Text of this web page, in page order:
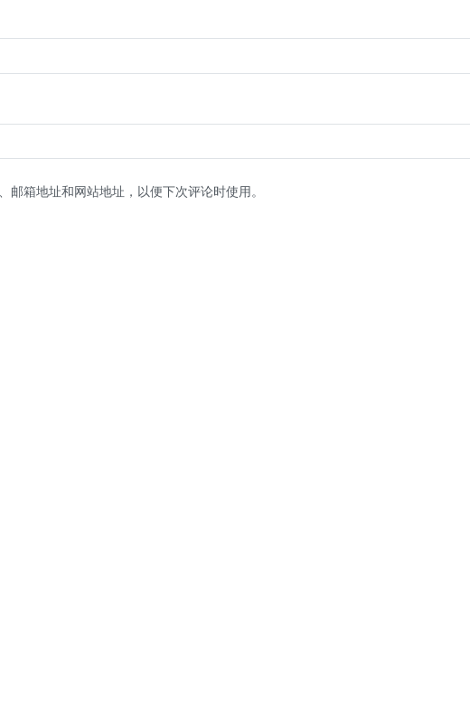
邮箱地址和网站地址，以便下次评论时使用。